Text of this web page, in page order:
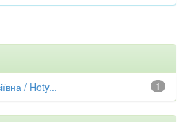
1
/ Hoty...